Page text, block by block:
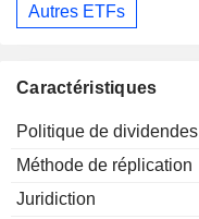
Autres ETFs
Caractéristiques
Politique de dividendes
Méthode de réplication
Juridiction